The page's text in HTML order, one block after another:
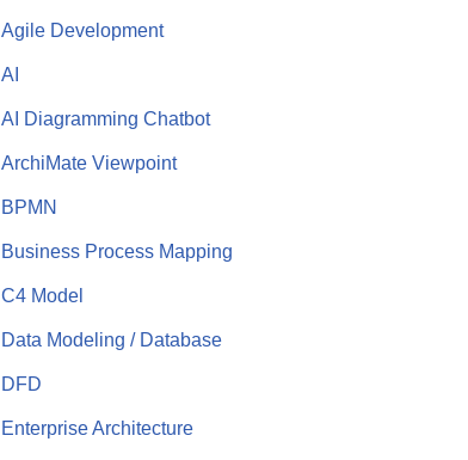
Agile Development
AI
AI Diagramming Chatbot
ArchiMate Viewpoint
BPMN
Business Process Mapping
C4 Model
Data Modeling / Database
DFD
Enterprise Architecture